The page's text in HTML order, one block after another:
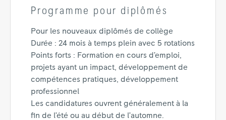
Programme pour diplômés
Pour les nouveaux diplômés de collège
Durée : 24 mois à temps plein avec 5 rotations
Points forts : Formation en cours d’emploi,
projets ayant un impact, développement de
compétences pratiques, développement
professionnel
Les candidatures ouvrent généralement à la
fin de l’été ou au début de l’automne.